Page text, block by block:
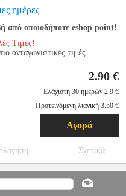
ημέρες
από οποιοδήποτε eshop point!
Τιμές!
ανταγωνιστικές τιμές
2.90 €
Ελάχιστη 30 ημερών 2.9 €
Προτεινόμενη λιανική 3.50 €
Αγορά
Σχετικά
SPIN MASTER